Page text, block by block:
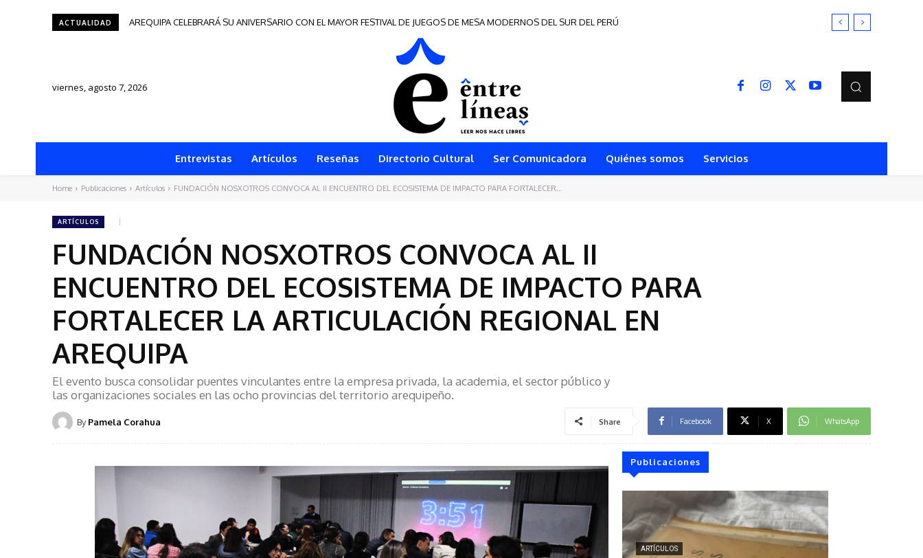
ACTUALIDAD Tacna será sede del Festival de Autores de Frontera 2026
viernes, agosto 7, 2026
Entrevistas Artículos Reseñas Directorio Cultural Ser Comunicadora Quiénes somos Servicios
Home Publicaciones Artículos FUNDACIÓN NOSXOTROS CONVOCA AL II ENCUENTRO DEL ECOSISTEMA DE IMPACTO PARA FORTALECER...
ARTÍCULOS
FUNDACIÓN NOSXOTROS CONVOCA AL II
ENCUENTRO DEL ECOSISTEMA DE IMPACTO PARA
FORTALECER LA ARTICULACIÓN REGIONAL EN
AREQUIPA
El evento busca consolidar puentes vinculantes entre la empresa privada, la academia, el sector público y
las organizaciones sociales en las ocho provincias del territorio arequipeño.
By Pamela Corahua Share Facebook X WhatsApp
Publicaciones
ARTÍCULOS